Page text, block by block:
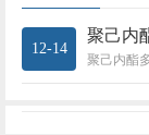
12-14
聚己内
聚己内酯